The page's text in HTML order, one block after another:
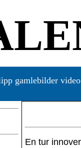
gamlebilder video
En tur